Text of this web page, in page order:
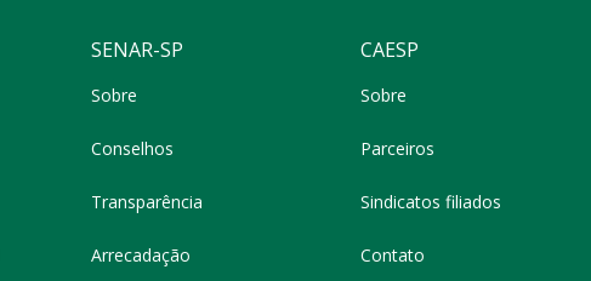
SENAR-SP
Sobre
Conselhos
Transparência
Arrecadação
CAESP
Sobre
Parceiros
Sindicatos filiados
Contato